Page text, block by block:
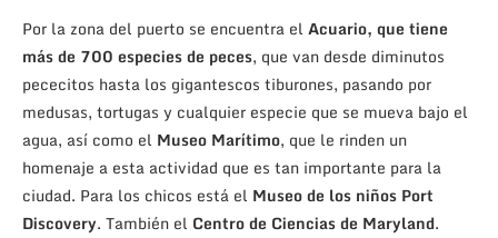
Por la zona del puerto se encuentra el Acuario, que tiene
más de 700 especies de peces, que van desde diminutos
pececitos hasta los gigantescos tiburones, pasando por
medusas, tortugas y cualquier especie que se mueva bajo el
agua, así como el Museo Marítimo, que le rinden un
homenaje a esta actividad que es tan importante para la
ciudad. Para los chicos está el Museo de los niños Port
Discovery. También el Centro de Ciencias de Maryland.